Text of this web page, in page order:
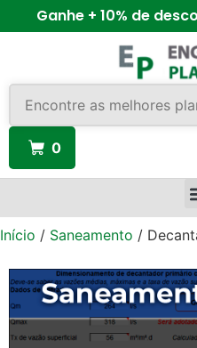
Ganhe + 10% de
0
Início / Saneamento /